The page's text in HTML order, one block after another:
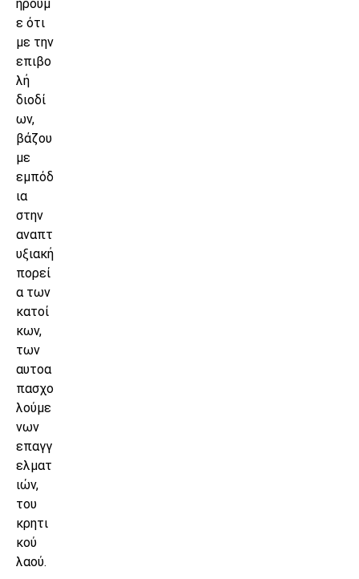
ηρούμ
ε ότι
με την
επιβο
λή
διοδί
ων,
βάζου
με
εμπόδ
ια
στην
αναπτ
υξιακή
πορεί
α των
κατοί
κων,
των
αυτοα
πασχο
λούμε
νων
επαγγ
ελματ
ιών,
του
κρητι
κού
λαού.